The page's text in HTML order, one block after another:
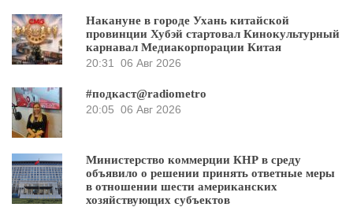
Накануне в городе Ухань китайской
провинции Хубэй стартовал Кинокультурный
карнавал Медиакорпорации Китая
20:31
06 Авг 2026
#подкаст@radiometro
20:05 06 Авг 2026
Министерство коммерции КНР в среду
объявило о решении принять ответные меры
в отношении шести американских
хозяйствующих субъектов